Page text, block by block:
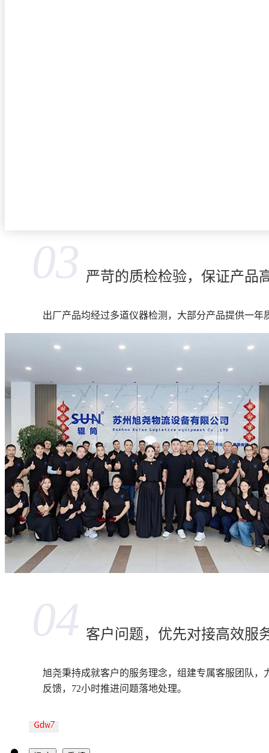
03 严苛的质检检验，保证产品
出厂产品均经过多道仪器检测，大部分产品提供一年
04 客户问题，优先对接高效服
旭尧秉持成就客户的服务理念，组建专属客服团队，
反馈，72小时推进问题落地处理。